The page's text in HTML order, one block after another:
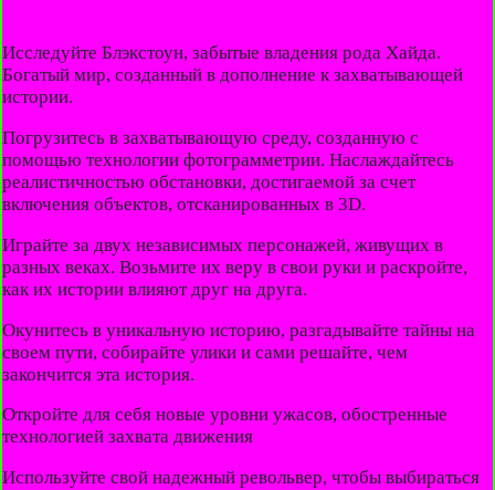
Исследуйте Блэкстоун, забытые владения рода Хайда.
Богатый мир, созданный в дополнение к захватывающей
истории.
Погрузитесь в захватывающую среду, созданную с
помощью технологии фотограмметрии. Наслаждайтесь
реалистичностью обстановки, достигаемой за счет
включения объектов, отсканированных в 3D.
Играйте за двух независимых персонажей, живущих в
разных веках. Возьмите их веру в свои руки и раскройте,
как их истории влияют друг на друга.
Окунитесь в уникальную историю, разгадывайте тайны на
своем пути, собирайте улики и сами решайте, чем
закончится эта история.
Откройте для себя новые уровни ужасов, обостренные
технологией захвата движения
Используйте свой надежный револьвер, чтобы выбираться